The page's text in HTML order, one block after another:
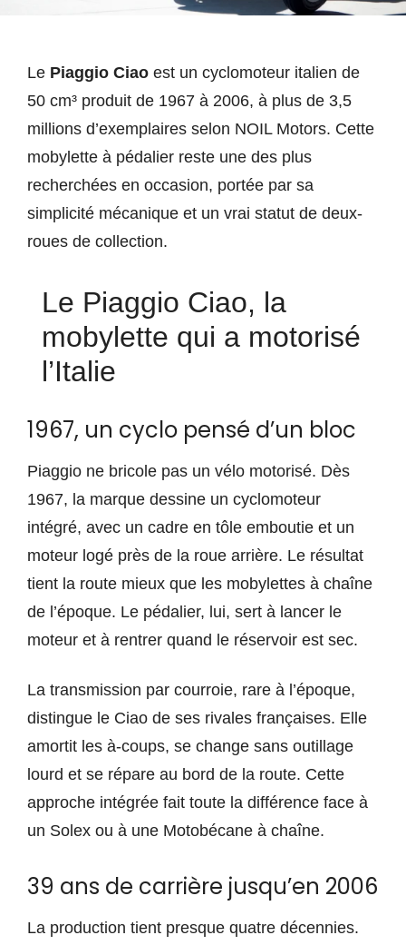
Le Piaggio Ciao est un cyclomoteur italien de
50 cm³ produit de 1967 à 2006, à plus de 3,5
millions d’exemplaires selon NOIL Motors. Cette
mobylette à pédalier reste une des plus
recherchées en occasion, portée par sa
simplicité mécanique et un vrai statut de deux-
roues de collection.
Le Piaggio Ciao, la
mobylette qui a motorisé
l’Italie
1967, un cyclo pensé d’un bloc
Piaggio ne bricole pas un vélo motorisé. Dès
1967, la marque dessine un cyclomoteur
intégré, avec un cadre en tôle emboutie et un
moteur logé près de la roue arrière. Le résultat
tient la route mieux que les mobylettes à chaîne
de l’époque. Le pédalier, lui, sert à lancer le
moteur et à rentrer quand le réservoir est sec.
La transmission par courroie, rare à l’époque,
distingue le Ciao de ses rivales françaises. Elle
amortit les à-coups, se change sans outillage
lourd et se répare au bord de la route. Cette
approche intégrée fait toute la différence face à
un Solex ou à une Motobécane à chaîne.
39 ans de carrière jusqu’en 2006
La production tient presque quatre décennies.